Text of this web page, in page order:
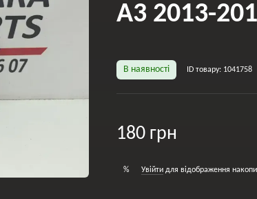
A3 2013-
В наявності ID товару: 1041758
180 грн
% Увійти для відображення